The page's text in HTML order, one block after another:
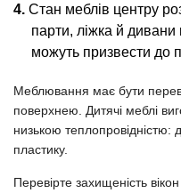
Стан меблів центру
парти, ліжка й дивани
можуть призвести до
Меблювання має бути
поверхнею. Дитячі меблі
низькою теплопровідністю:
пластику.
Перевірте захищеність